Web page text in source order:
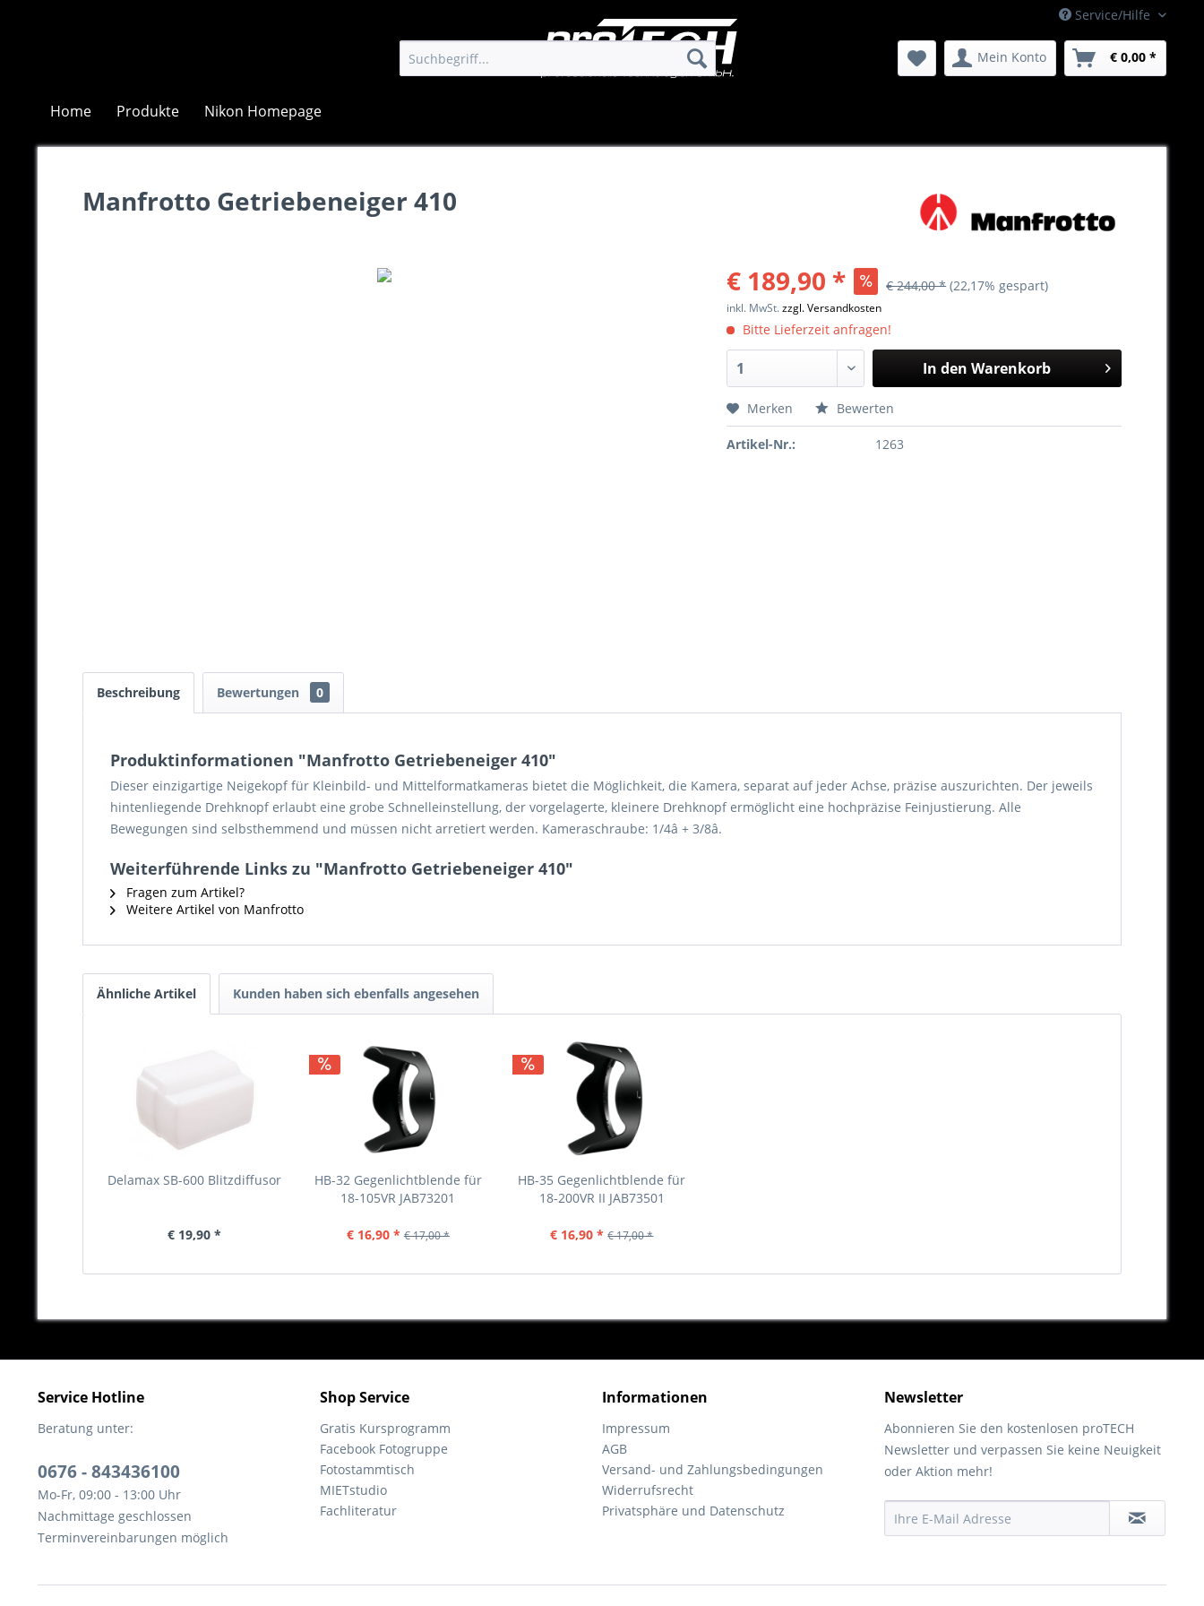
Service/Hilfe
Mein Konto € 0,00 *
Home Produkte Nikon Homepage
Manfrotto Getriebeneiger 410
€ 189,90 * € 244,00 * (22,17% gespart)
inkl. MwSt.zzgl. Versandkosten
Bitte Lieferzeit anfragen!
In den Warenkorb
Merken Bewerten
Artikel-Nr.: 1263
Beschreibung Bewertungen 0
Produktinformationen "Manfrotto Getriebeneiger 410"
Dieser einzigartige Neigekopf für Kleinbild- und Mittelformatkameras bietet die Möglichkeit, die Kamera, separat auf jeder Achse, präzise auszurichten. Der jeweils
hintenliegende Drehknopf erlaubt eine grobe Schnelleinstellung, der vorgelagerte, kleinere Drehknopf ermöglicht eine hochpräzise Feinjustierung. Alle
Bewegungen sind selbsthemmend und müssen nicht arretiert werden. Kameraschraube: 1/4â + 3/8â.
Weiterführende Links zu "Manfrotto Getriebeneiger 410"
Fragen zum Artikel?
Weitere Artikel von Manfrotto
Ähnliche Artikel Kunden haben sich ebenfalls angesehen
Delamax SB-600 Blitzdiffusor
€ 19,90 *
HB-32 Gegenlichtblende für
18-105VR JAB73201
€ 16,90 * € 17,00 *
HB-35 Gegenlichtblende für
18-200VR II JAB73501
€ 16,90 * € 17,00 *
Service Hotline
Beratung unter:
0676 - 843436100
Mo-Fr, 09:00 - 13:00 Uhr
Nachmittage geschlossen
Terminvereinbarungen möglich
Shop Service
Gratis Kursprogramm
Facebook Fotogruppe
Fotostammtisch
MIETstudio
Fachliteratur
Informationen
Impressum
AGB
Versand- und Zahlungsbedingungen
Widerrufsrecht
Privatsphäre und Datenschutz
Newsletter
Abonnieren Sie den kostenlosen proTECH
Newsletter und verpassen Sie keine Neuigkeit
oder Aktion mehr!